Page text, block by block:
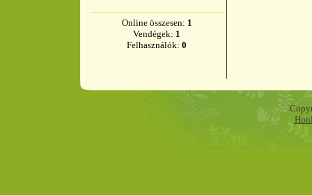
Online összesen: 1
Vendégek: 1
Felhasználók: 0